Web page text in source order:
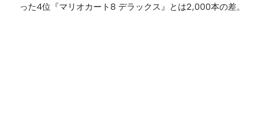
った4位『マリオカート8 デラックス』とは2,000本の差。